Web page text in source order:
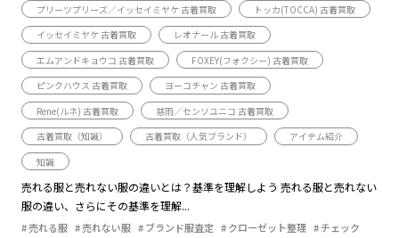
プリーツプリーズ／イッセイミヤケ 古着買取
トッカ(TOCCA) 古着買取
イッセイミヤケ 古着買取
レオナール 古着買取
エムアンドキョウコ 古着買取
FOXEY(フォクシー) 古着買取
ピンクハウス 古着買取
ヨーコチャン 古着買取
Rene(ルネ) 古着買取
慈雨／センソユニコ 古着買取
古着買取（知識）
古着買取（人気ブランド）
アイテム紹介
知識
売れる服と売れない服の違いとは？基準を理解しよう 売れる服と売れない
服の違い、さらにその基準を理解...
売れる服 売れない服 ブランド服査定 クローゼット整理
チェック